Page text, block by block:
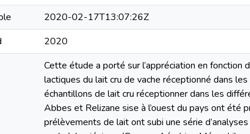
2020-02-17T13:07:26Z
2020
Cette étude a porté sur l’appréciation en
lactiques du lait cru de vache réceptionné dans
échantillons de lait cru réceptionner dans les
Abbes et Relizane sise à l’ouest du pays ont été
prélèvements de lait ont subi une série